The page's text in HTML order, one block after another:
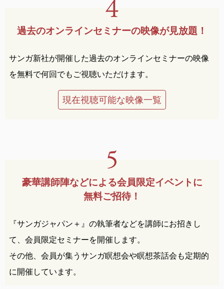
過去のオンラインセミナーの映像が見放題！
サンガ新社が開催した過去のオンラインセミナーの映像
を無料で何回でもご視聴いただけます。
現在視聴可能な映像一覧
豪華講師陣などによる会員限定イベントに
無料ご招待！
『サンガジャパン＋』の執筆者などを講師にお招きし
て、会員限定セミナーを開催します。
その他、会員が集うサンガ瞑想会や瞑想茶話会も定期的
に開催しています。